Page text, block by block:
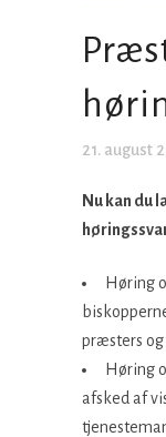
21. august
Nu kan du
Høring
præsters
Høring
afsked af